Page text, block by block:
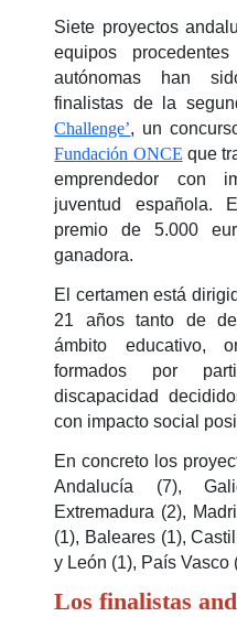
Siete proyectos
equipos
autónomas han
finalistas de la
Challenge’, un
Fundación ONCE que
emprendedor con
juventud española.
premio de 5.000
ganadora.
El certamen está
21 años tanto de
ámbito educativo,
formados por
discapacidad
con impacto social
En concreto los
Andalucía (7),
Extremadura (2),
(1), Baleares (1),
y León (1), País Vasco
Los finalistas